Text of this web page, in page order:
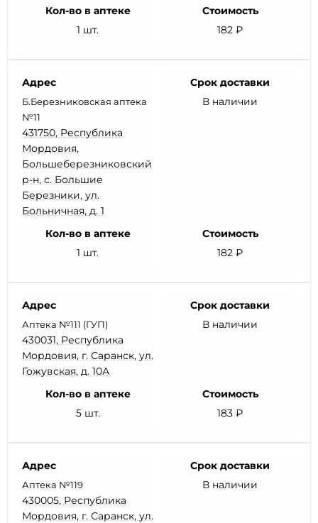
Кол-во в аптеке
1 шт.
Стоимость
182 ₽
Адрес
Б.Березниковская аптека
№11
431750, Республика
Мордовия,
Большеберезниковский
р-н, с. Большие
Березники, ул.
Больничная, д. 1
Срок доставки
В наличии
Кол-во в аптеке
1 шт.
Стоимость
182 ₽
Адрес
Аптека №111 (ГУП)
430031, Республика
Мордовия, г. Саранск, ул.
Гожувская, д. 10А
Срок доставки
В наличии
Кол-во в аптеке
5 шт.
Стоимость
183 ₽
Адрес
Аптека №119
430005, Республика
Мордовия, г. Саранск, ул.
Срок доставки
В наличии